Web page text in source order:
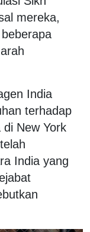
mereka,
India
terhadap
New York
India yang